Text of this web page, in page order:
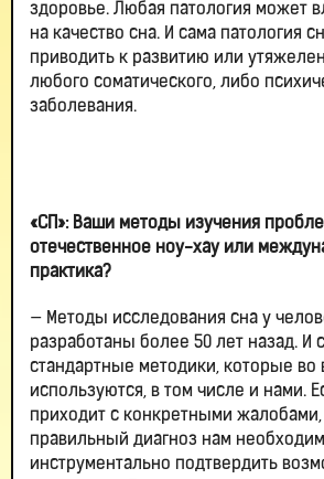
здоровье. Любая патология может
на качество сна. И сама патология
приводить к развитию или
любого соматического, либо
заболевания.
«СП»: Ваши методы изучения
отечественное ноу-хау или
практика?
— Методы исследования сна у
разработаны более 50 лет назад. И
стандартные методики, которые во
используются, в том числе и нами.
приходит с конкретными жалобами,
правильный диагноз нам
инструментально подтвердить